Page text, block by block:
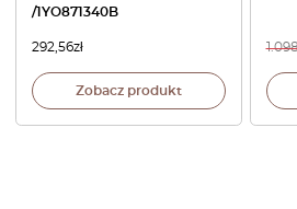
/1YO871340B
292,56zł
Zobacz produkt